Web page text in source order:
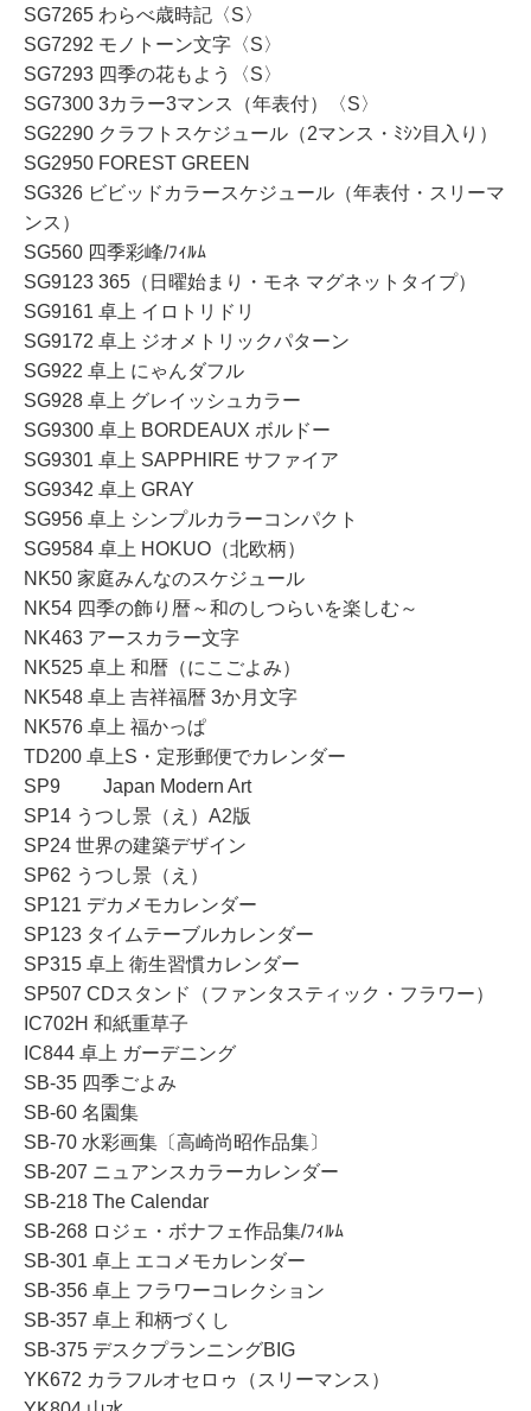
SG7265 わらべ歳時記〈S〉
SG7292 モノトーン文字〈S〉
SG7293 四季の花もよう〈S〉
SG7300 3カラー3マンス（年表付）〈S〉
SG2290 クラフトスケジュール（2マンス・ﾐｼﾝ目入り）
SG2950 FOREST GREEN
SG326 ビビッドカラースケジュール（年表付・スリーマ
ンス）
SG560 四季彩峰/ﾌｨﾙﾑ
SG9123 365（日曜始まり・モネ マグネットタイプ）
SG9161 卓上 イロトリドリ
SG9172 卓上 ジオメトリックパターン
SG922 卓上 にゃんダフル
SG928 卓上 グレイッシュカラー
SG9300 卓上 BORDEAUX ボルドー
SG9301 卓上 SAPPHIRE サファイア
SG9342 卓上 GRAY
SG956 卓上 シンプルカラーコンパクト
SG9584 卓上 HOKUO（北欧柄）
NK50 家庭みんなのスケジュール
NK54 四季の飾り暦～和のしつらいを楽しむ～
NK463 アースカラー文字
NK525 卓上 和暦（にこごよみ）
NK548 卓上 吉祥福暦 3か月文字
NK576 卓上 福かっぱ
TD200 卓上S・定形郵便でカレンダー
SP9 Japan Modern Art
SP14 うつし景（え）A2版
SP24 世界の建築デザイン
SP62 うつし景（え）
SP121 デカメモカレンダー
SP123 タイムテーブルカレンダー
SP315 卓上 衛生習慣カレンダー
SP507 CDスタンド（ファンタスティック・フラワー）
IC702H 和紙重草子
IC844 卓上 ガーデニング
SB-35 四季ごよみ
SB-60 名園集
SB-70 水彩画集〔高崎尚昭作品集〕
SB-207 ニュアンスカラーカレンダー
SB-218 The Calendar
SB-268 ロジェ・ボナフェ作品集/ﾌｨﾙﾑ
SB-301 卓上 エコメモカレンダー
SB-356 卓上 フラワーコレクション
SB-357 卓上 和柄づくし
SB-375 デスクプランニングBIG
YK672 カラフルオセロゥ（スリーマンス）